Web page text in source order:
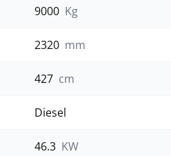
9000 Kg
2320 mm
427 cm
Diesel
46.3 KW